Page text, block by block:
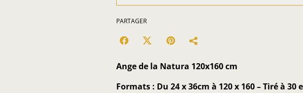
PARTAGER
Ange de la Natura 120x160 cm
Formats : Du 24 x 36cm à 120 x 160 – Tiré à 30